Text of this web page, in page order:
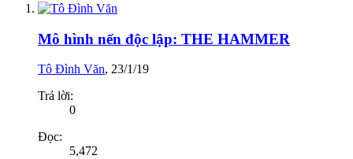
Mô hình nến độc lập: THE HAMMER
Tô Đình Văn, 23/1/19
Trả lời:
0
Đọc:
5,472